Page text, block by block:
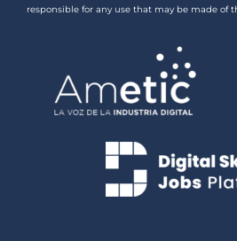
responsible for any use that may be made of